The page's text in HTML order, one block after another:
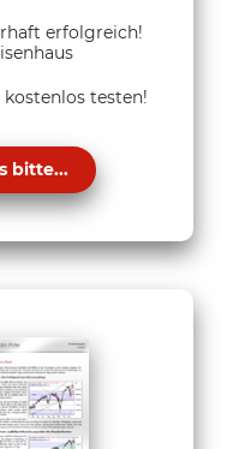
erfolgreich!
testen!
bitte...